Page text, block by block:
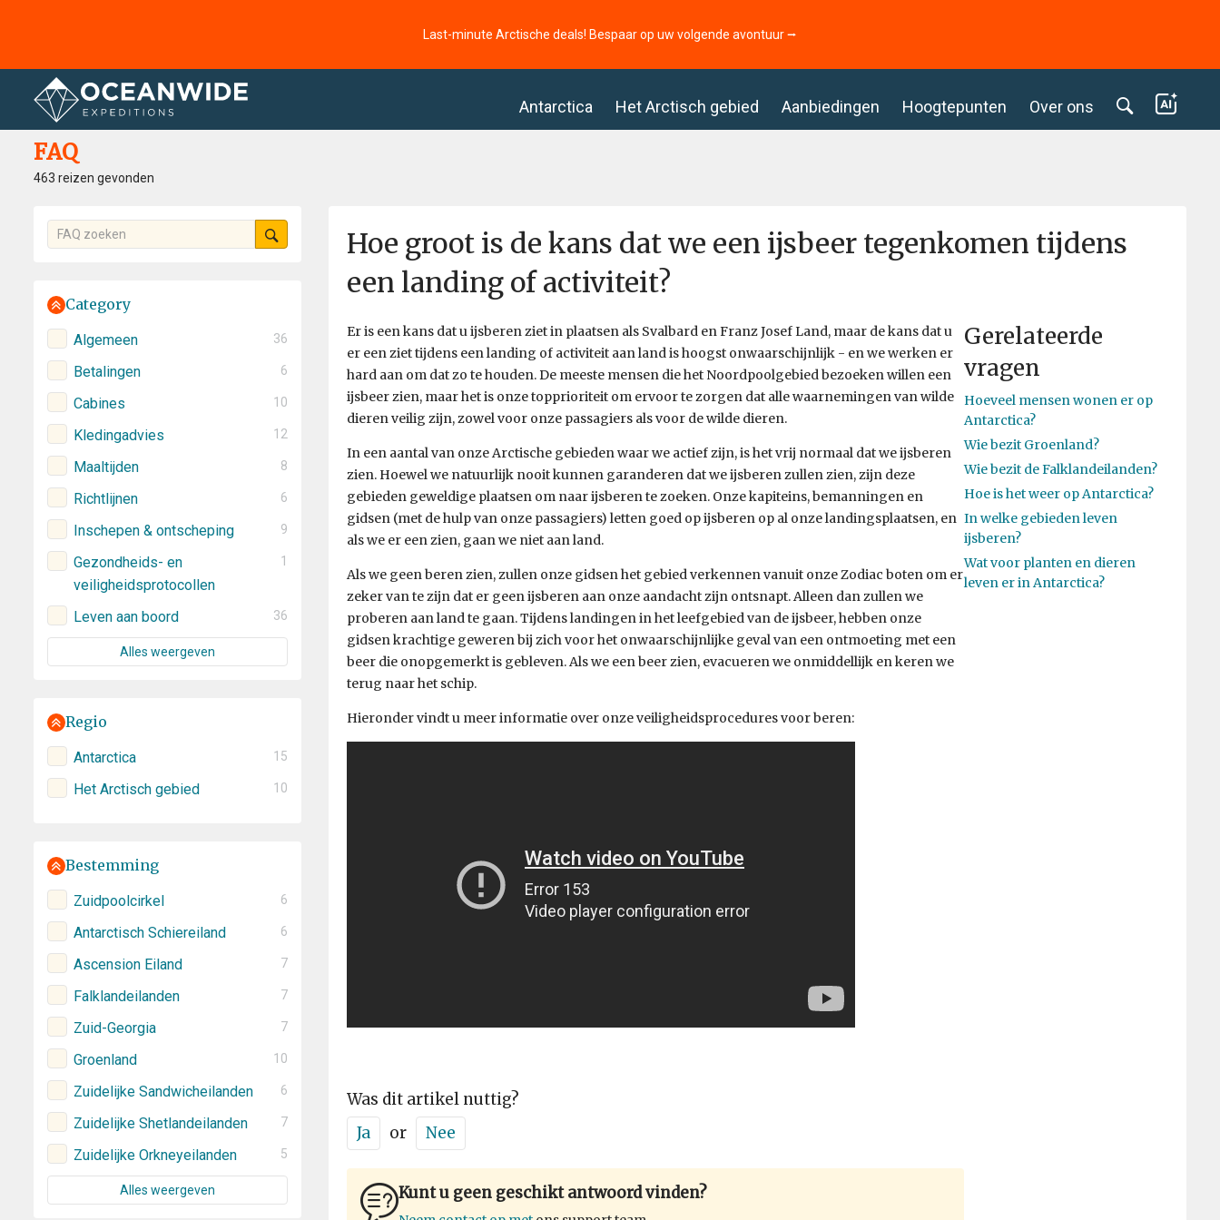
Last-minute Arctische deals! Bespaar op uw volgende avontuur ⭢
Antarctica Het Arctisch gebied Aanbiedingen Hoogtepunten Over ons
Home FAQ
FAQ
463 reizen gevonden
Category
Algemeen 36
Betalingen 6
Cabines 10
Kledingadvies 12
Maaltijden 8
Richtlijnen 6
Inschepen & ontscheping 9
Gezondheids- en
veiligheidsprotocollen
1
Leven aan boord 36
Alles weergeven
Regio
Antarctica 15
Het Arctisch gebied 10
Bestemming
Zuidpoolcirkel 6
Antarctisch Schiereiland 6
Ascension Eiland 7
Falklandeilanden 7
Zuid-Georgia 7
Groenland 10
Zuidelijke Sandwicheilanden 6
Zuidelijke Shetlandeilanden 7
Zuidelijke Orkneyeilanden 5
Alles weergeven
Hoe groot is de kans dat we een ijsbeer tegenkomen tijdens
een landing of activiteit?
Er is een kans dat u ijsberen ziet in plaatsen als Svalbard en Franz Josef Land, maar de kans dat u
er een ziet tijdens een landing of activiteit aan land is hoogst onwaarschijnlijk - en we werken er
hard aan om dat zo te houden. De meeste mensen die het Noordpoolgebied bezoeken willen een
ijsbeer zien, maar het is onze topprioriteit om ervoor te zorgen dat alle waarnemingen van wilde
dieren veilig zijn, zowel voor onze passagiers als voor de wilde dieren.
In een aantal van onze Arctische gebieden waar we actief zijn, is het vrij normaal dat we ijsberen
zien. Hoewel we natuurlijk nooit kunnen garanderen dat we ijsberen zullen zien, zijn deze
gebieden geweldige plaatsen om naar ijsberen te zoeken. Onze kapiteins, bemanningen en
gidsen (met de hulp van onze passagiers) letten goed op ijsberen op al onze landingsplaatsen, en
als we er een zien, gaan we niet aan land.
Als we geen beren zien, zullen onze gidsen het gebied verkennen vanuit onze Zodiac boten om er
zeker van te zijn dat er geen ijsberen aan onze aandacht zijn ontsnapt. Alleen dan zullen we
proberen aan land te gaan. Tijdens landingen in het leefgebied van de ijsbeer, hebben onze
gidsen krachtige geweren bij zich voor het onwaarschijnlijke geval van een ontmoeting met een
beer die onopgemerkt is gebleven. Als we een beer zien, evacueren we onmiddellijk en keren we
terug naar het schip.
Hieronder vindt u meer informatie over onze veiligheidsprocedures voor beren:
Was dit artikel nuttig?
Ja
or Nee
Kunt u geen geschikt antwoord vinden?
Gerelateerde
vragen
Hoeveel mensen wonen er op
Antarctica?
Wie bezit Groenland?
Wie bezit de Falklandeilanden?
Hoe is het weer op Antarctica?
In welke gebieden leven
ijsberen?
Wat voor planten en dieren
leven er in Antarctica?